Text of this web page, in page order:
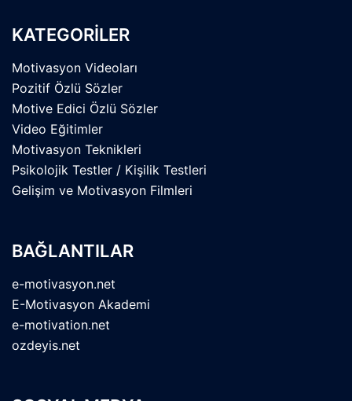
KATEGORİLER
Motivasyon Videoları
Pozitif Özlü Sözler
Motive Edici Özlü Sözler
Video Eğitimler
Motivasyon Teknikleri
Psikolojik Testler / Kişilik Testleri
Gelişim ve Motivasyon Filmleri
BAĞLANTILAR
e-motivasyon.net
E-Motivasyon Akademi
e-motivation.net
ozdeyis.net